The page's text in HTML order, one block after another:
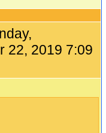
22, 2019 7:09